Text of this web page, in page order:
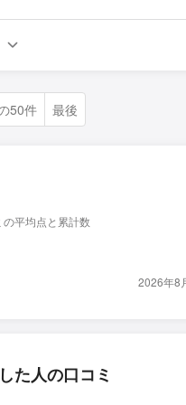
50件 最後
平均点と累計数
2026年8
た人の口コミ